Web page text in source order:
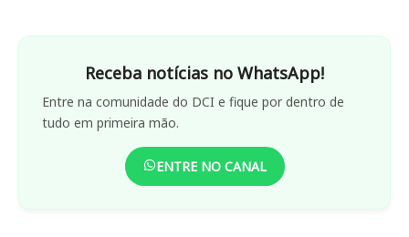
Receba notícias no WhatsApp!
Entre na comunidade do DCI e fique por dentro de
tudo em primeira mão.
ENTRE NO CANAL